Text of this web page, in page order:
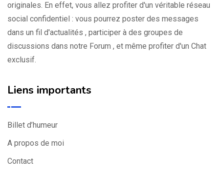
originales. En effet, vous allez profiter d'un véritable réseau
social confidentiel : vous pourrez poster des messages
dans un fil d'actualités , participer à des groupes de
discussions dans notre Forum , et même profiter d'un Chat
exclusif.
Liens importants
Billet d’humeur
A propos de moi
Contact